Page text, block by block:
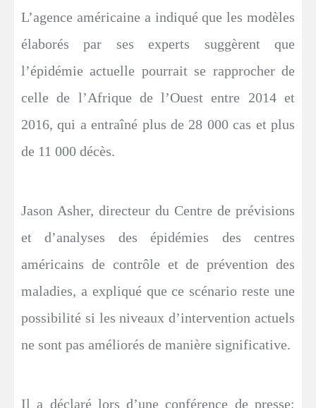
L’agence américaine a indiqué que les modèles
élaborés par ses experts suggèrent que
l’épidémie actuelle pourrait se rapprocher de
celle de l’Afrique de l’Ouest entre 2014 et
2016, qui a entraîné plus de 28 000 cas et plus
de 11 000 décès.
Jason Asher, directeur du Centre de prévisions
et d’analyses des épidémies des centres
américains de contrôle et de prévention des
maladies, a expliqué que ce scénario reste une
possibilité si les niveaux d’intervention actuels
ne sont pas améliorés de manière significative.
Il a déclaré lors d’une conférence de presse: